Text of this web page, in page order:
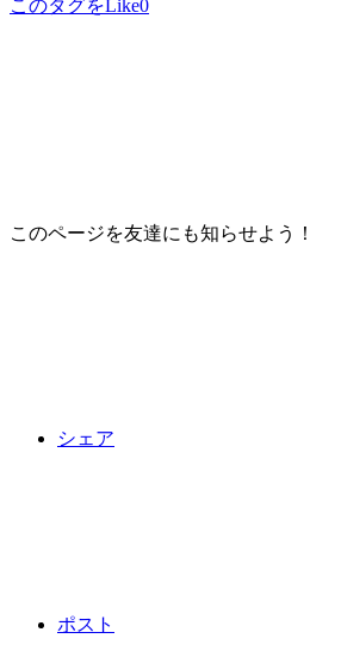
このタグをLike0
このページを友達にも知らせよう！
シェア
ポスト